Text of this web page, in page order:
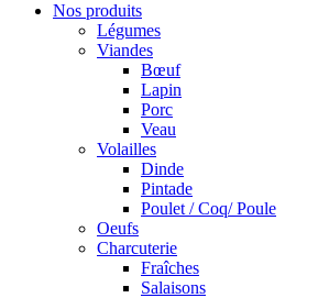
Nos produits
Légumes
Viandes
Bœuf
Lapin
Porc
Veau
Volailles
Dinde
Pintade
Poulet / Coq/ Poule
Oeufs
Charcuterie
Fraîches
Salaisons